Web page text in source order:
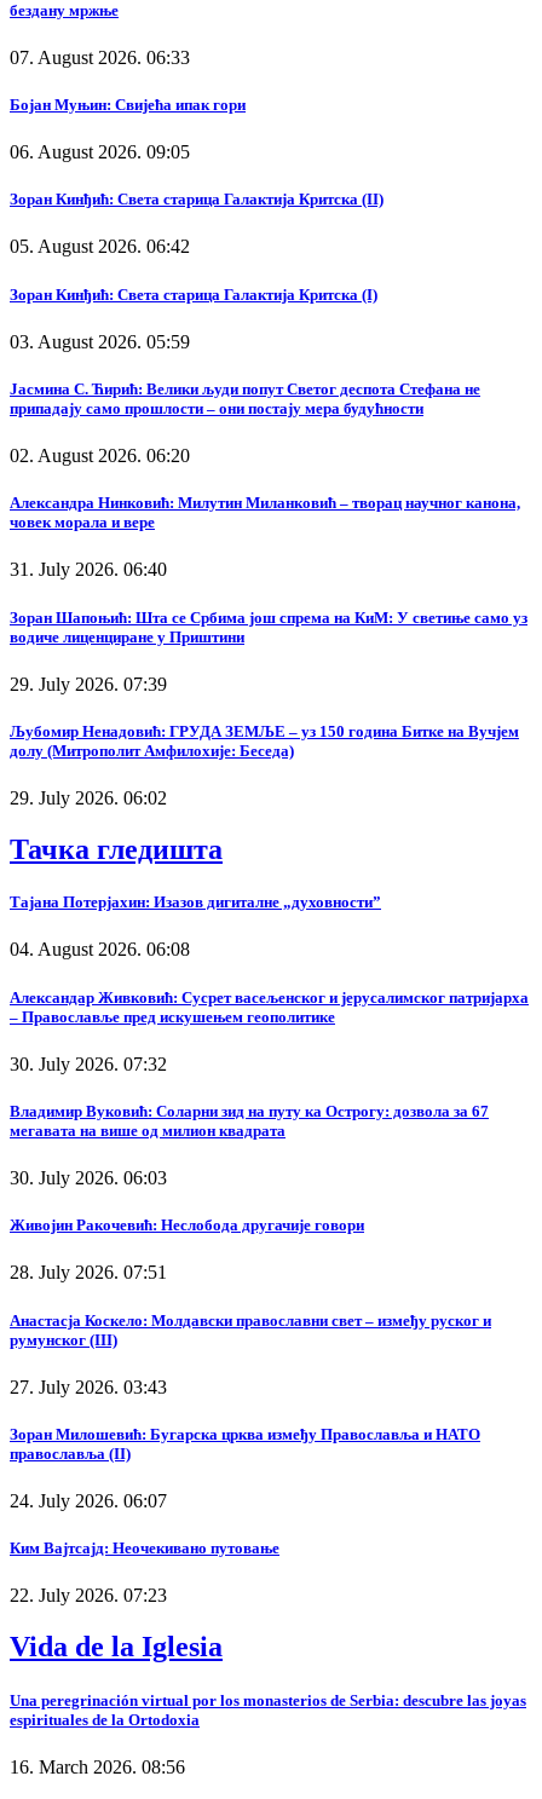
бездану мржње
07. August 2026. 06:33
Бојан Муњин: Свијећа ипак гори
06. August 2026. 09:05
Зоран Кинђић: Света старица Галактија Критска (II)
05. August 2026. 06:42
Зоран Кинђић: Света старица Галактија Критска (I)
03. August 2026. 05:59
Јасмина С. Ћирић: Велики људи попут Светог деспота Стефана не
припадају само прошлости – они постају мера будућности
02. August 2026. 06:20
Александра Нинковић: Милутин Миланковић – творац научног канона,
човек морала и вере
31. July 2026. 06:40
Зоран Шапоњић: Шта се Србима још спрема на КиМ: У светиње само уз
водиче лиценциране у Приштини
29. July 2026. 07:39
Љубомир Ненадовић: ГРУДА ЗЕМЉЕ – уз 150 година Битке на Вучјем
долу (Митрополит Амфилохије: Беседа)
29. July 2026. 06:02
Тачка гледишта
Тајана Потерјахин: Изазов дигиталне „духовности”
04. August 2026. 06:08
Александар Живковић: Сусрет васељенског и јерусалимског патријарха
– Православље пред искушењем геополитике
30. July 2026. 07:32
Владимир Вуковић: Соларни зид на путу ка Острогу: дозвола за 67
мегавата на више од милион квадрата
30. July 2026. 06:03
Живојин Ракочевић: Неслобода другачије говори
28. July 2026. 07:51
Анастасја Коскело: Молдавски православни свет – између руског и
румунског (III)
27. July 2026. 03:43
Зоран Милошевић: Бугарска црква између Православља и НАТО
православља (II)
24. July 2026. 06:07
Ким Вајтсајд: Неочекивано путовање
22. July 2026. 07:23
Vida de la Iglesia
Una peregrinación virtual por los monasterios de Serbia: descubre las joyas
espirituales de la Ortodoxia
16. March 2026. 08:56